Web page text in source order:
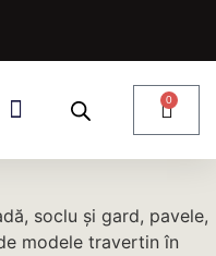
0
soclu și gard, pavele,
modele travertin în